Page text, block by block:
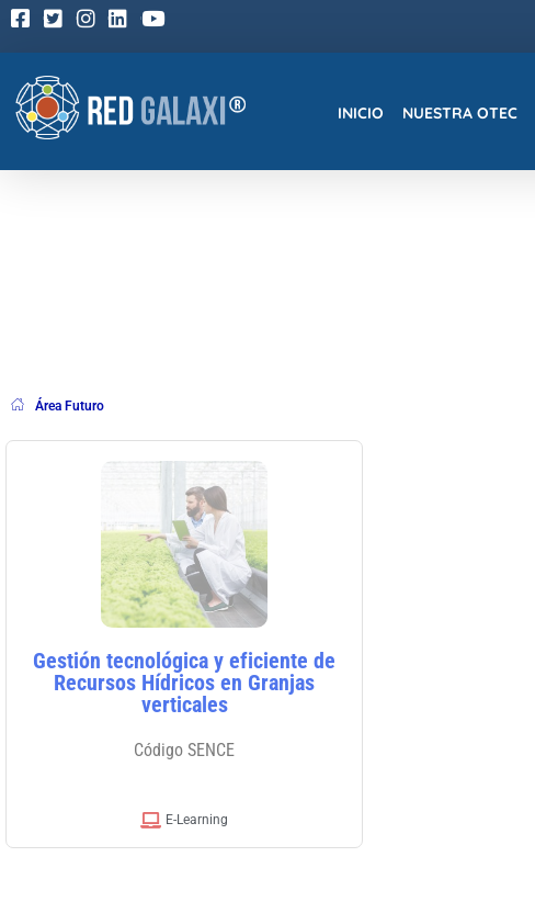
RedGalaxi®
INICIO NUESTRA OTEC
Área Futuro
Gestión tecnológica y eficiente de
Recursos Hídricos en Granjas
verticales
Código SENCE
E-Learning